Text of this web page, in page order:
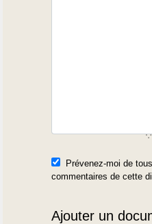
Prévenez-moi de
commentaires de cette
Ajouter un